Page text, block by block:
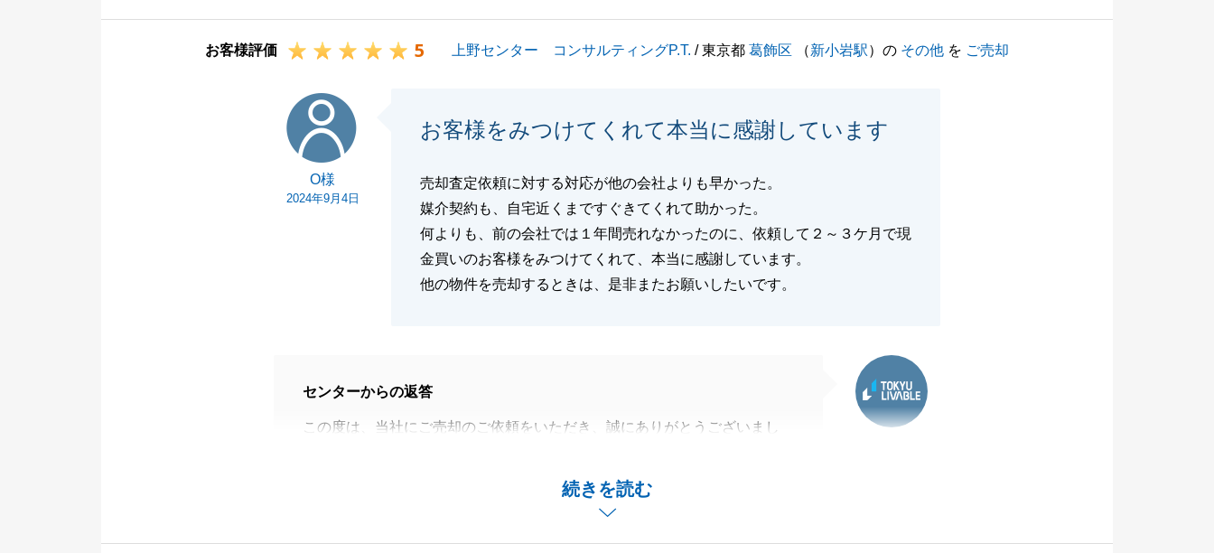
お客様評価 5 上野センター コンサルティングP.T. / 東京都葛飾区 （新小岩駅）の その他 を ご売却
O様
2024年9月4日
お客様をみつけてくれて本当に感謝しています
売却査定依頼に対する対応が他の会社よりも早かった。
媒介契約も、自宅近くまですぐきてくれて助かった。
何よりも、前の会社では１年間売れなかったのに、依頼して２～３ケ月で現
金買いのお客様をみつけてくれて、本当に感謝しています。
他の物件を売却するときは、是非またお願いしたいです。
続きを読む
センターからの返答
この度は、当社にご売却のご依頼をいただき、誠にありがとうございまし
ご希望ご条件でのご売却ができまして、何よりでございます。いろいろご協